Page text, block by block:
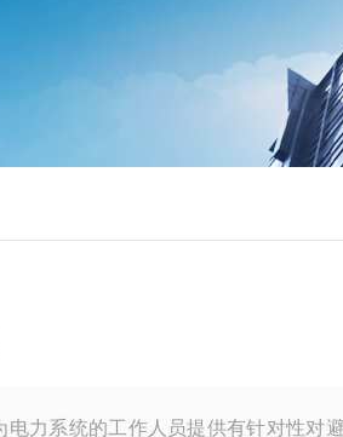
力系统的工作人员提供有针对性对